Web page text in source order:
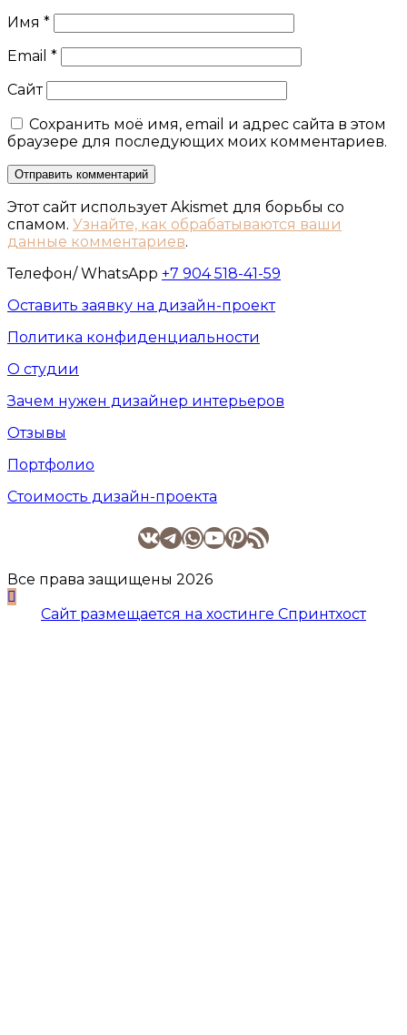
Имя *
Email *
Сайт
Сохранить моё имя, email и адрес сайта в этом
браузере для последующих моих комментариев.
Этот сайт использует Akismet для борьбы со
спамом. Узнайте, как обрабатываются ваши
данные комментариев.
Телефон/ WhatsApp +7 904 518-41-59
Оставить заявку на дизайн-проект
Политика конфиденциальности
О студии
Зачем нужен дизайнер интерьеров
Отзывы
Портфолио
Стоимость дизайн-проекта
Группа в ВКTelegram
WhatsApp
YouTube
Pinterest
RSS-лента
Все права защищены 2026
Сайт размещается на хостинге Спринтхост